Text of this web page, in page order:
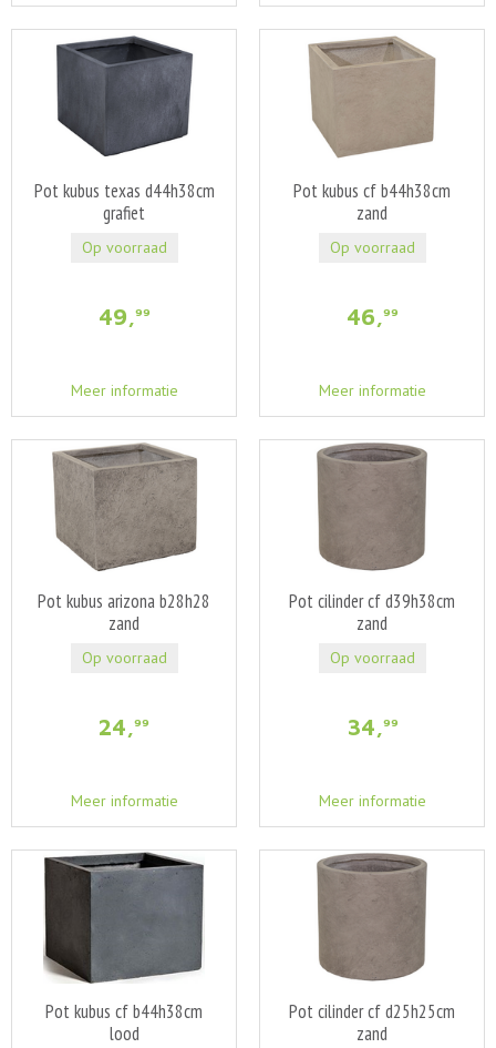
Pot kubus texas d44h38cm
grafiet
49,99
Meer informatie
Op voorraad
Pot kubus cf b44h38cm
zand
46,99
Meer informatie
Op voorraad
Pot kubus arizona b28h28
zand
24,99
Meer informatie
Op voorraad
Pot cilinder cf d39h38cm
zand
34,99
Meer informatie
Op voorraad
Pot kubus cf b44h38cm
lood
Pot cilinder cf d25h25cm
zand